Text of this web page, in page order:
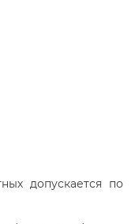
допускается по